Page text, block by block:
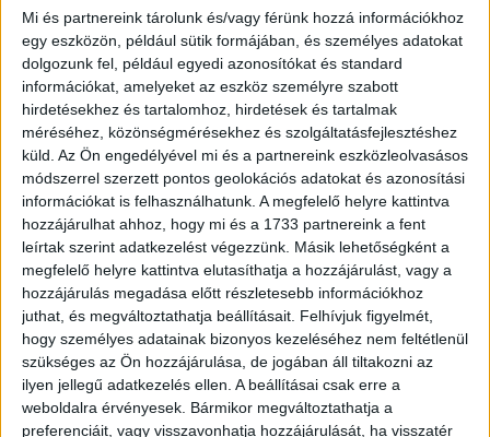
Mi és partnereink tárolunk és/vagy férünk hozzá információkhoz
egy eszközön, például sütik formájában, és személyes adatokat
dolgozunk fel, például egyedi azonosítókat és standard
információkat, amelyeket az eszköz személyre szabott
hirdetésekhez és tartalomhoz, hirdetések és tartalmak
méréséhez, közönségmérésekhez és szolgáltatásfejlesztéshez
küld. Az Ön engedélyével mi és a partnereink eszközleolvasásos
módszerrel szerzett pontos geolokációs adatokat és azonosítási
információkat is felhasználhatunk. A megfelelő helyre kattintva
hozzájárulhat ahhoz, hogy mi és a 1733 partnereink a fent
leírtak szerint adatkezelést végezzünk. Másik lehetőségként a
megfelelő helyre kattintva elutasíthatja a hozzájárulást, vagy a
hozzájárulás megadása előtt részletesebb információkhoz
juthat, és megváltoztathatja beállításait. Felhívjuk figyelmét,
hogy személyes adatainak bizonyos kezeléséhez nem feltétlenül
szükséges az Ön hozzájárulása, de jogában áll tiltakozni az
ilyen jellegű adatkezelés ellen. A beállításai csak erre a
weboldalra érvényesek. Bármikor megváltoztathatja a
preferenciáit, vagy visszavonhatja hozzájárulását, ha visszatér
Himalaya Socks Bamboo zoknifonal - 120-02 - Lila,
orgona, fehér
Termék adatlap
Kötőfonal
1,990 Ft/ motring